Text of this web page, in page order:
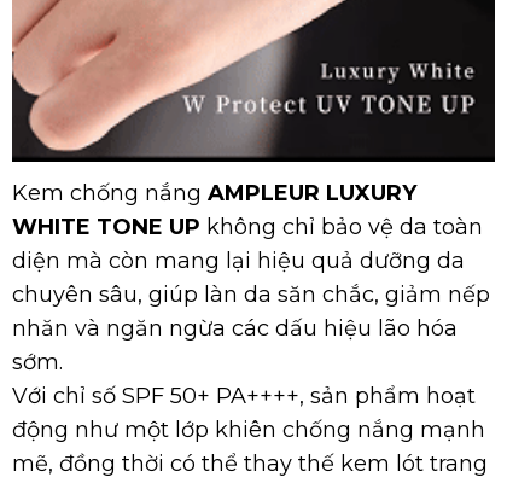
Kem chống nắng AMPLEUR LUXURY
WHITE TONE UP không chỉ bảo vệ da toàn
diện mà còn mang lại hiệu quả dưỡng da
chuyên sâu, giúp làn da săn chắc, giảm nếp
nhăn và ngăn ngừa các dấu hiệu lão hóa
sớm.
Với chỉ số SPF 50+ PA++++, sản phẩm hoạt
động như một lớp khiên chống nắng mạnh
mẽ, đồng thời có thể thay thế kem lót trang